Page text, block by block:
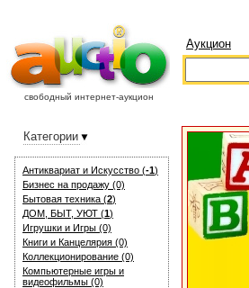
свободный интернет-аукцион
Аукцион
Антиквариат и Искуcство (-1)
Бизнес на продажу (0)
Бытовая техника (2)
ДОМ, БЫТ, УЮТ (1)
Игрушки и Игры (0)
Книги и Канцелярия (0)
Коллекционирование (0)
Компьютерные игры и
видеофильмы (0)
Категории